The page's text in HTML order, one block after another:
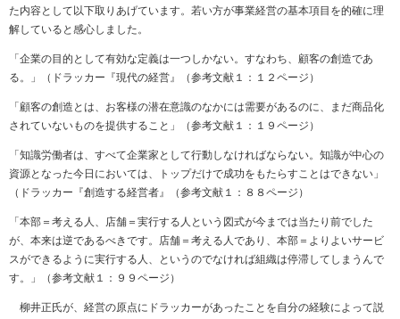
た内容として以下取りあげています。若い方が事業経営の基本項目を的確に理
解していると感心しました。
「企業の目的として有効な定義は一つしかない。すなわち、顧客の創造であ
る。」（ドラッカー『現代の経営』（参考文献１：１２ページ）
「顧客の創造とは、お客様の潜在意識のなかには需要があるのに、まだ商品化
されていないものを提供すること」（参考文献１：１９ページ）
「知識労働者は、すべて企業家として行動しなければならない。知識が中心の
資源となった今日においては、トップだけで成功をもたらすことはできない」
（ドラッカー『創造する経営者』（参考文献１：８８ページ）
「本部＝考える人、店舗＝実行する人という図式が今までは当たり前でした
が、本来は逆であるべきです。店舗＝考える人であり、本部＝よりよいサービ
スができるように実行する人、というのでなければ組織は停滞してしまうんで
す。」（参考文献１：９９ページ）
柳井正氏が、経営の原点にドラッカーがあったことを自分の経験によって説